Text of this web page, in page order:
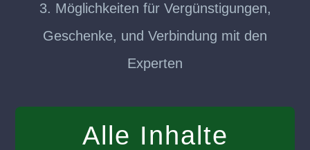
3. Möglichkeiten für Vergünstigungen,
Geschenke, und Verbindung mit den
Experten
Alle Inhalte